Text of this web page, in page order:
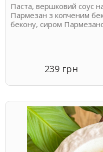
Паста, вершковий соус
Пармезан з копченим
бекону, сиром
239 грн